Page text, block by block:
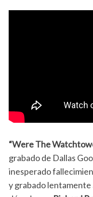
“Were The
grabado de Dallas
inesperado
y grabado lentamente